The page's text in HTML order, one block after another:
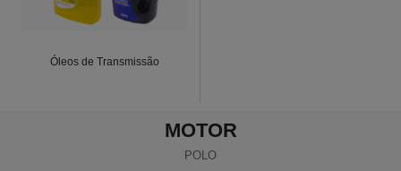
Óleos de Transmissão
MOTOR
POLO